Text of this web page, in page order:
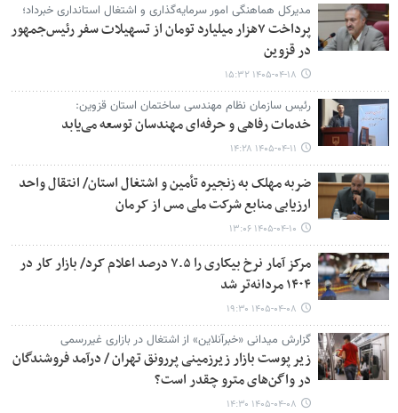
مدیرکل هماهنگی امور سرمایه‌گذاری و اشتغال استانداری خبرداد؛
پرداخت ۷هزار میلیارد تومان از تسهیلات سفر رئیس‌جمهور
در قزوین
۱۴۰۵-۰۴-۱۸ ۱۵:۳۲
رئیس سازمان نظام مهندسی ساختمان استان قزوین:
خدمات رفاهی و حرفه‌ای مهندسان توسعه می‌یابد
۱۴۰۵-۰۴-۱۱ ۱۴:۲۸
ضربه مهلک به زنجیره تأمین و اشتغال استان/ انتقال واحد
ارزیابی منابع شرکت ملی مس از کرمان
۱۴۰۵-۰۴-۱۰ ۱۳:۰۶
مرکز آمار نرخ بیکاری را ۷.۵ درصد اعلام کرد/ بازار کار در
۱۴۰۴ مردانه‌تر شد
۱۴۰۵-۰۴-۰۸ ۱۹:۳۰
گزارش میدانی «خبرآنلاین» از اشتغال در بازاری غیررسمی
زیر پوست بازار زیرزمینی پررونق تهران / درآمد فروشندگان
در واگن‌های مترو چقدر است؟
۱۴۰۵-۰۴-۰۸ ۱۴:۳۰